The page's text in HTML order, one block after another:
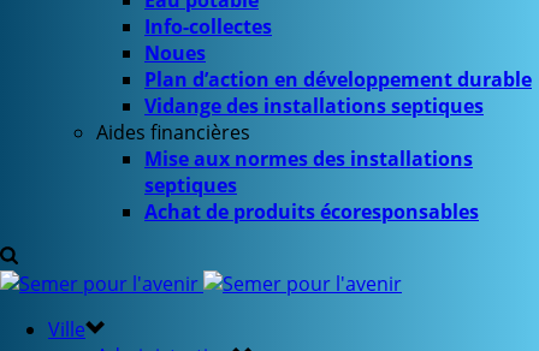
Info-collectes
Noues
Plan d’action en développement durable
Vidange des installations septiques
Aides financières
Mise aux normes des installations
septiques
Achat de produits écoresponsables
Ville